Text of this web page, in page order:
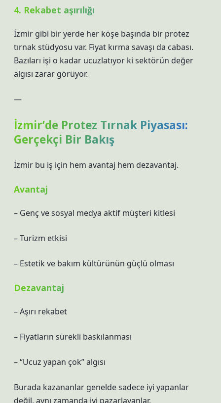
4. Rekabet aşırılığı
İzmir gibi bir yerde her köşe başında bir protez
tırnak stüdyosu var. Fiyat kırma savaşı da cabası.
Bazıları işi o kadar ucuzlatıyor ki sektörün değer
algısı zarar görüyor.
—
İzmir’de Protez Tırnak Piyasası:
Gerçekçi Bir Bakış
İzmir bu iş için hem avantaj hem dezavantaj.
Avantaj
– Genç ve sosyal medya aktif müşteri kitlesi
– Turizm etkisi
– Estetik ve bakım kültürünün güçlü olması
Dezavantaj
– Aşırı rekabet
– Fiyatların sürekli baskılanması
– “Ucuz yapan çok” algısı
Burada kazananlar genelde sadece iyi yapanlar
değil, aynı zamanda iyi pazarlayanlar.